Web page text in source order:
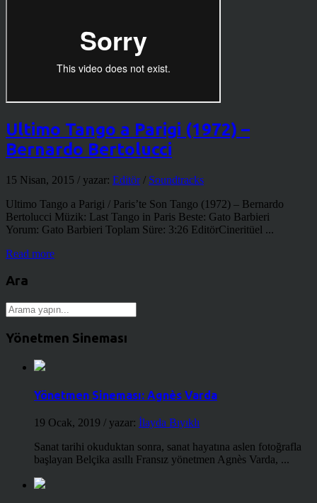
Ultimo Tango a Parigi (1972) –
Bernardo Bertolucci
15 Nisan, 2015 / yazar: Editör/ Soundtracks
Ultimo Tango a Parigi / Paris’te Son Tango (1972) – Bernardo
Bertolucci Müzik: Last Tango in Paris Beste: Gato Barbieri
Yorum: Gato Barbieri Toplam Süre: 3:26 EditörCineritüel ...
Read more
Ara
Yönetmen Sineması
Yönetmen Sineması: Agnès Varda
19 Ocak, 2019 / yazar: İlayda Bıyıklı
Sanat tarihi okuduktan sonra, sanat hayatına aslen fotoğrafla
başlayan Belçika asıllı Fransız yönetmen Agnès Varda, ...